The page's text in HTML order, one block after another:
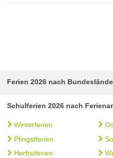
Ferien 2026 nach
Schulferien 2026 nach
Winterferien
Pfingstferien
Herbstferien